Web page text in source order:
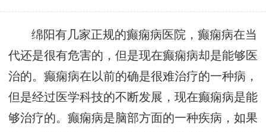
绵阳有几家正规的癫痫病医院，癫痫病在当
代还是很有危害的，但是现在癫痫病却是能够医
治的。癫痫病在以前的确是很难治疗的一种病，
但是经过医学科技的不断发展，现在癫痫病是能
够治疗的。癫痫病是脑部方面的一种疾病，如果